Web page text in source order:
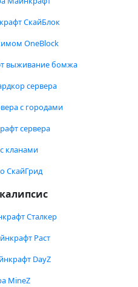
СкайБлок
OneBlock
выживание бомжа
сервера
с городами
сервера
кланами
СкайГрид
Сталкер
Раст
DayZ
MineZ